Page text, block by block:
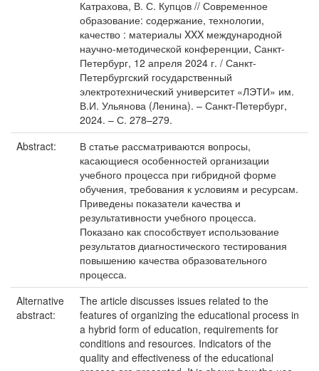
Катрахова, В. С. Купцов // Современное
образование: содержание, технологии,
качество : материалы XXX международной
научно-методической конференции, Санкт-
Петербург, 12 апреля 2024 г. / Санкт-
Петербургский государственный
электротехнический университет «ЛЭТИ» им.
В.И. Ульянова (Ленина). – Санкт-Петербург,
2024. – С. 278–279.
Abstract:
В статье рассматриваются вопросы,
касающиеся особенностей организации
учебного процесса при гибридной форме
обучения, требования к условиям и ресурсам.
Приведены показатели качества и
результативности учебного процесса.
Показано как способствует использование
результатов диагностического тестирования
повышению качества образовательного
процесса.
Alternative
abstract:
The article discusses issues related to the
features of organizing the educational process in
a hybrid form of education, requirements for
conditions and resources. Indicators of the
quality and effectiveness of the educational